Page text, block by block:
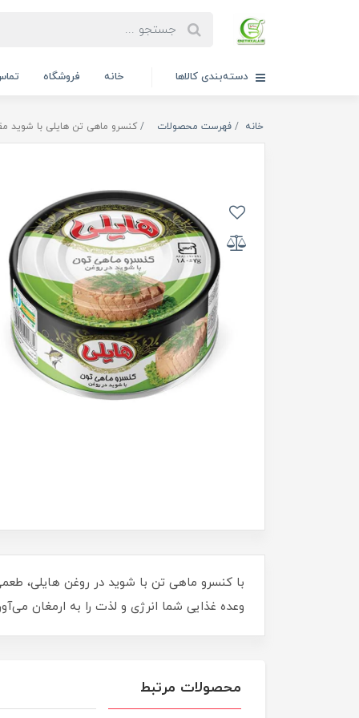
دسته‌بندی کالاها خانه فروشگاه
خانه فهرست محصولات کنسرو ماهی تن هایلی با شوید مقدار 180
وعده غذایی شما انرژی و لذت را به ارمغان
محصولات مرتبط